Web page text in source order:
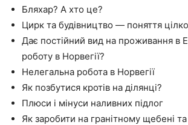
Бляхар? А хто це?
Цирк та будівництво — поняття
Дає постійний вид на проживання в
роботу в Норвегії?
Нелегальна робота в Норвегії
Як позбутися кротів на ділянці?
Плюси і мінуси наливних підлог
Як заробити на гранітному щебені